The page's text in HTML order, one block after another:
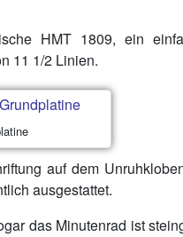
HMT 1809, ein
11 1/2 Linien.
auf dem
ausgestattet.
das Minutenrad ist